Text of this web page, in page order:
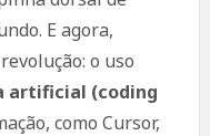
E agora,
o uso
artificial (coding
como Cursor,